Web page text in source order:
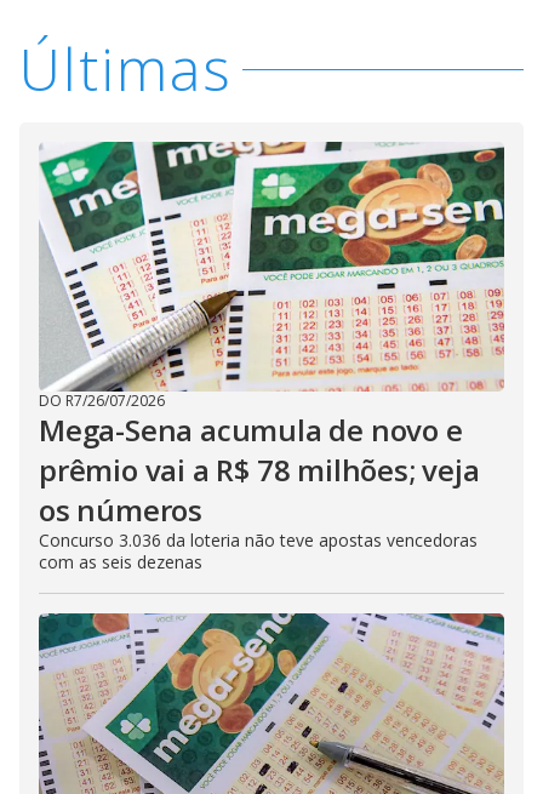
Últimas
DO R7/26/07/2026
Mega-Sena acumula de novo e
prêmio vai a R$ 78 milhões; veja
os números
Concurso 3.036 da loteria não teve apostas vencedoras
com as seis dezenas